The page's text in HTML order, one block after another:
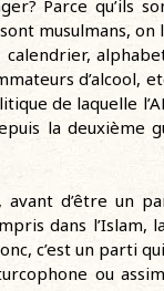
Parce qu’ils
musulmans,
d’alcool,
de laquelle
la deuxième
avant d’être un
dans l’Islam,
c’est un parti
ou